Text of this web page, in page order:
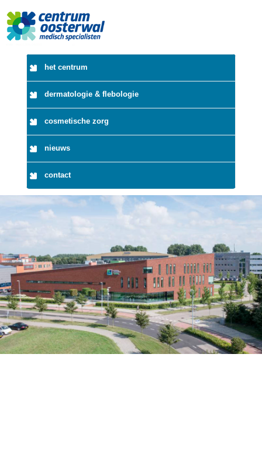
het centrum
dermatologie & flebologie
cosmetische zorg
nieuws
contact